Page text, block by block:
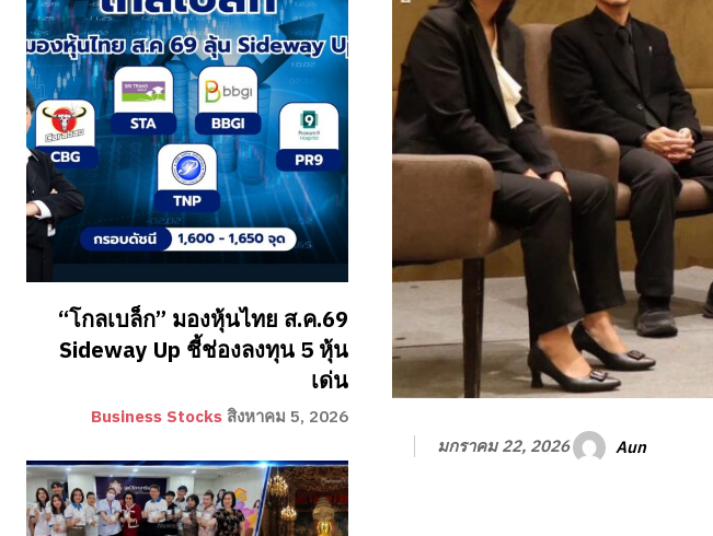
“โกลเบล็ก” มองหุ้นไทย ส.ค.69
Sideway Up ชี้ช่องลงทุน 5 หุ้น
เด่น
Business Stocks สิงหาคม 5, 2026
มกราคม 22, 2026 Aun